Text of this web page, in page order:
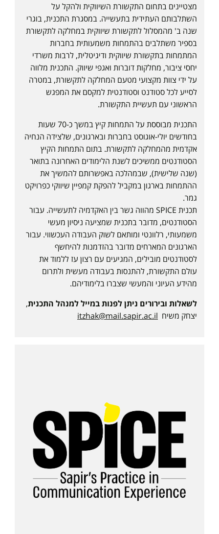
מצטיינים בתחום התקשורת השיווקית ולהקל על
השתלבותם העתידית בתעשייה. במסגרת התכנית, בוגרי
שנה ב' מהמסלול לתקשורת שיווקית במחלקה לתקשורת
בספיר משתלבים בהתמחות משמעותית בחברות
המתמחות בתקשורת שיווקית ודיגיטלית, לרבות משרדי
יחסי ציבור, מחלקות דוברות ואגפי שיווק. התכנית מלווה
על ידי צוות מקצועי מטעם המחלקה לתקשורת, במטרה
לסייע לכל סטודנט וסטודנטית למקסם את המפגש
הראשוני עם תעשיית התקשורת.
התכנית מבוססת על התמחות קיץ במשך כ-70 שעות
בחודשים יולי-אוגוסט בחברות ובארגונים, שלצידה הנחיה
אקדמית מהמחלקה לתקשורת. בתום התמחות הקיץ
הסטודנטים ממשיכים לשנת הלימודים האחרונה בתואר
(שנה שלישית), שבמהלכה באפשרותם להמשיך את
ההתמחות בארגון במקביל להפקת קמפיין שיווקי כפרויקט
גמר.
תכנית SPICE מהווה גשר בין האקדמיה לתעשייה. עבור
הסטודנטים, מדובר בתכנית שמציעה ניסיון מעשי
משמעותי, רלוונטי ומותאם לשוק העבודה העכשווי. עבור
הארגונים המארחים מדובר בהזדמנות להיחשף
לסטודנטים מובילים, המגיעים עם רצון עז ללמוד את
עולם התקשורת, להתנסות בעבודה מעשית ולתרום
מהידע העיוני והמעשי שצברו בלימודיהם.
לשאלות ובירורים ניתן לפנות במייל למנהל התכנית,
יצחק משיח itzhak@mail.sapir.ac.il